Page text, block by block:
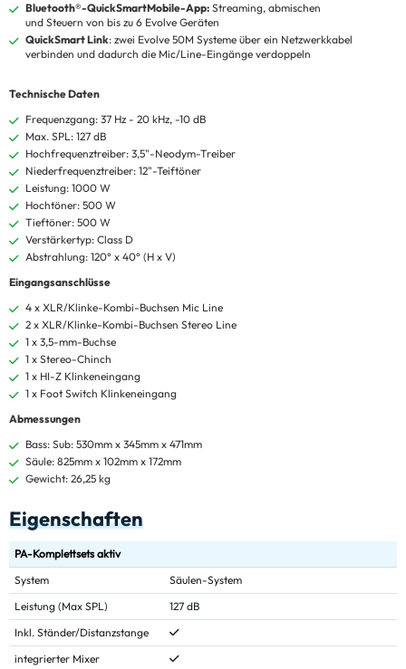
Bluetooth®-QuickSmartMobile-App: Streaming, abmischen
und Steuern von bis zu 6 Evolve Geräten
QuickSmart Link: zwei Evolve 50M Systeme über ein Netzwerkkabel
verbinden und dadurch die Mic/Line-Eingänge verdoppeln
Technische Daten
Frequenzgang: 37 Hz - 20 kHz, -10 dB
Max. SPL: 127 dB
Hochfrequenztreiber: 3,5"-Neodym-Treiber
Niederfrequenztreiber: 12"-Teiftöner
Leistung: 1000 W
Hochtöner: 500 W
Tieftöner: 500 W
Verstärkertyp: Class D
Abstrahlung: 120° x 40° (H x V)
Eingangsanschlüsse
4 x XLR/Klinke-Kombi-Buchsen Mic Line
2 x XLR/Klinke-Kombi-Buchsen Stereo Line
1 x 3,5-mm-Buchse
1 x Stereo-Chinch
1 x HI-Z Klinkeneingang
1 x Foot Switch Klinkeneingang
Abmessungen
Bass: Sub: 530mm x 345mm x 471mm
Säule: 825mm x 102mm x 172mm
Gewicht: 26,25 kg
Eigenschaften
PA-Komplettsets aktiv
System
Säulen-System
Leistung (Max SPL)
127 dB
Inkl. Ständer/Distanzstange
integrierter Mixer